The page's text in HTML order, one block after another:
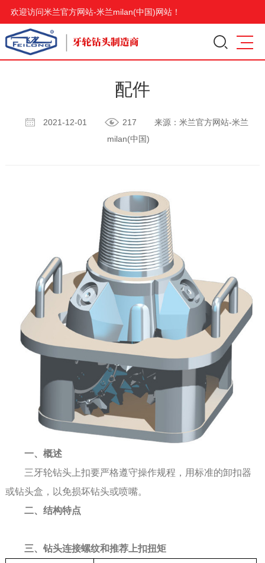
欢迎访问米兰官方网站-米兰milan(中国)网站！
配件
2021-12-01 217
来源：米兰官方网站-米兰
milan(中国)
一、概述
三牙轮钻头上扣要严格遵守操作规程，用标准的卸扣器
或钻头盒，以免损坏钻头或喷嘴。
二、结构特点
三、钻头连接螺纹和推荐上扣扭矩